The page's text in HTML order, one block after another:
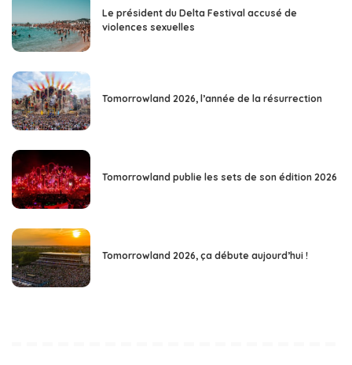
Le président du Delta Festival accusé de
violences sexuelles
Tomorrowland 2026, l’année de la résurrection
Tomorrowland publie les sets de son édition 2026
Tomorrowland 2026, ça débute aujourd’hui !